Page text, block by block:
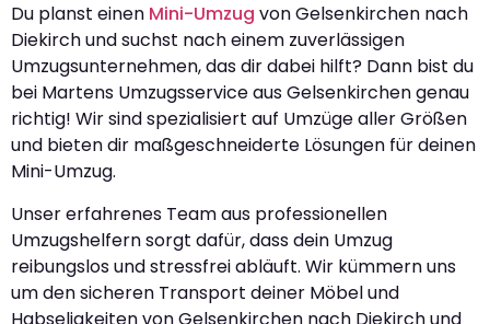
Du planst einen Mini-Umzug von Gelsenkirchen nach
Diekirch und suchst nach einem zuverlässigen
Umzugsunternehmen, das dir dabei hilft? Dann bist du
bei Martens Umzugsservice aus Gelsenkirchen genau
richtig! Wir sind spezialisiert auf Umzüge aller Größen
und bieten dir maßgeschneiderte Lösungen für deinen
Mini-Umzug.
Unser erfahrenes Team aus professionellen
Umzugshelfern sorgt dafür, dass dein Umzug
reibungslos und stressfrei abläuft. Wir kümmern uns
um den sicheren Transport deiner Möbel und
Habseligkeiten von Gelsenkirchen nach Diekirch und